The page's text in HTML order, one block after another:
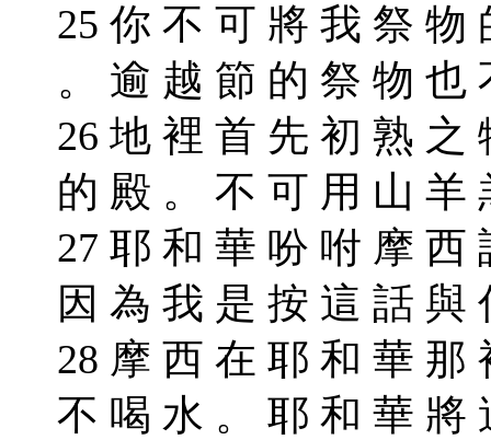
25 你 不 可 將 我 祭 物
。 逾 越 節 的 祭 物
26 地 裡 首 先 初 熟
的 殿 。 不 可 用 山
27 耶 和 華 吩 咐 摩 西
因 為 我 是 按 這 話
28 摩 西 在 耶 和 華 那
不 喝 水 。 耶 和 華 將